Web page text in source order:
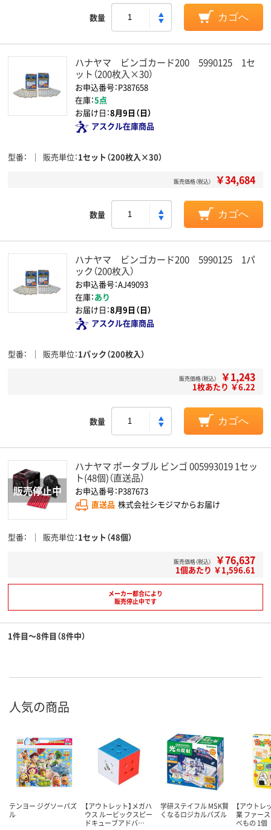
数量 カゴへ
ハナヤマ ビンゴカード200 5990125 1セ
ット（200枚入×30）
お申込番号：P387658
在庫：5点
お届け日：8月9日（日）
アスクル在庫商品
型番 販売単位 1セット（200枚入×30）
販売価格（税込） ￥34,684
数量 カゴへ
ハナヤマ ビンゴカード200 5990125 1パ
ック（200枚入）
お申込番号：AJ49093
在庫：あり
お届け日：8月9日（日）
アスクル在庫商品
型番 販売単位 1パック（200枚入）
販売価格（税込） ￥1,243
1枚あたり ￥6.22
数量 カゴへ
ハナヤマ ポータブル ビンゴ 005993019 1セッ
ト(48個)（直送品）
お申込番号：P387673
直送品 株式会社シモジマからお届け
型番 販売単位 1セット（48個）
販売価格（税込） ￥76,637
1個あたり ￥1,596.61
メーカー都合により
販売停止中です
1件目～8件目（8件中）
人気の商品
テンヨー ジグソーパズ
ル
【アウトレット】メガハ
ウス ルービックスピー
ドキューブアドバ…
学研ステイフル MSK賢
くなるロジカルパズル
【アウトレ
業 ファー
べもの 1個